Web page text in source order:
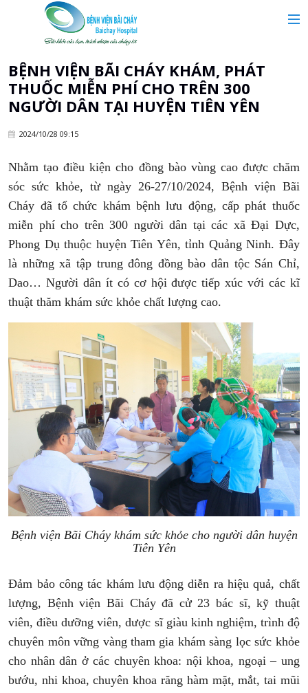
Giới thiệu
Chuyên khoa
Tin tức
Dịch vụ y tế
Dành cho khách hàng
BỆNH VIỆN BÃI CHÁY KHÁM, PHÁT
THUỐC MIỄN PHÍ CHO TRÊN 300
NGƯỜI DÂN TẠI HUYỆN TIÊN YÊN
2024/10/28 09:15
Nhằm tạo điều kiện cho đồng bào vùng cao được chăm
sóc sức khỏe, từ ngày 26-27/10/2024, Bệnh viện Bãi
Cháy đã tổ chức khám bệnh lưu động, cấp phát thuốc
miễn phí cho trên 300 người dân tại các xã Đại Dực,
Phong Dụ thuộc huyện Tiên Yên, tỉnh Quảng Ninh. Đây
là những xã tập trung đông đồng bào dân tộc Sán Chỉ,
Dao… Người dân ít có cơ hội được tiếp xúc với các kĩ
thuật thăm khám sức khỏe chất lượng cao.
Bệnh viện Bãi Cháy khám sức khỏe cho người dân huyện
Tiên Yên
Đảm bảo công tác khám lưu động diễn ra hiệu quả, chất
lượng, Bệnh viện Bãi Cháy đã cử 23 bác sĩ, kỹ thuật
viên, điều dưỡng viên, dược sĩ giàu kinh nghiệm, trình độ
chuyên môn vững vàng tham gia khám sàng lọc sức khỏe
cho nhân dân ở các chuyên khoa: nội khoa, ngoại – ung
bướu, nhi khoa, chuyên khoa răng hàm mặt, mắt, tai mũi